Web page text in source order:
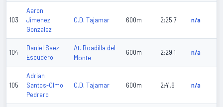
103
Aaron
Jimenez
Gonzalez
C.D. Tajamar 600m 2:25.7 n/a
104
Daniel Saez
Escudero
At. Boadilla del
Monte
600m 2:29.1 n/a
105
Adrian
Santos-Olmo
Pedrero
C.D. Tajamar 600m 2:41.6 n/a